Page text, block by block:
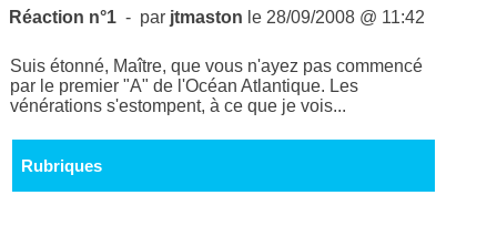
Réaction n°1 - par jtmaston le 28/09/2008 @ 11:42
Suis étonné, Maître, que vous n'ayez pas commencé
par le premier "A" de l'Océan Atlantique. Les
vénérations s'estompent, à ce que je vois...
Rubriques